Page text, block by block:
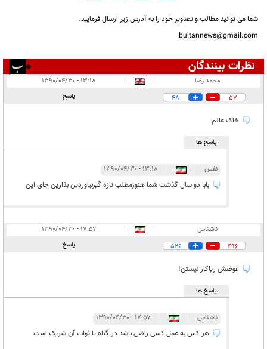
شما می توانید مطالب و تصاویر خود را به آدرس زیر ارسال فرمایید.
bultannews@gmail.com
نظرات بینندگان
۷۷۶
در انتظار بررسی:۱
محمد رضا |
|
۱۳:۱۸ - ۱۳۹۰/۰۴/۳۰
57
48 پاسخ
خاک عالم
پاسخ ها
نفس ۱۳:۱۸ - ۱۳۹۰/۰۴/۳۰
بابا دو سال گذشت شما هنوزمطلب تازه گیرنیاوردین بذارین جای این
ناشناس |
|
۱۷:۵۷ - ۱۳۹۰/۰۴/۳۰
496
526 پاسخ
عوضش ریاکار نیستن!
پاسخ ها
ناشناس ۱۷:۵۷ - ۱۳۹۰/۰۴/۳۰
هر کس به عمل کسی راضی باشد در گناه یا ثواب آن شریک است